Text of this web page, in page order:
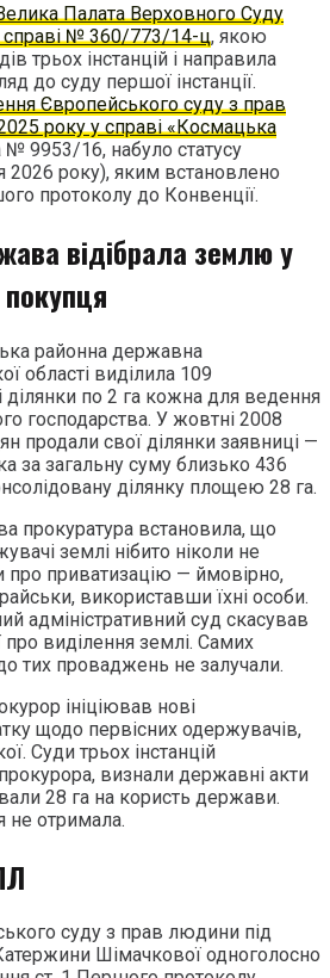
Палата Верховного Суду
справі № 360/773/14-ц, якою
трьох інстанцій і направила
до суду першої інстанції.
Європейського суду з прав
року у справі «Космацька
№ 9953/16, набуло статусу
2026 року), яким встановлено
протоколу до Конвенції.
відібрала землю у
районна державна
області виділила 109
по 2 га кожна для ведення
господарства. У жовтні 2008
продали свої ділянки заявниці —
за загальну суму близько 436
ділянку площею 28 га.
прокуратура встановила, що
землі нібито ніколи не
про приватизацію — ймовірно,
використавши їхні особи.
адміністративний суд скасував
про виділення землі. Самих
тих проваджень не залучали.
ініціював нові
щодо первісних одержувачів,
Суди трьох інстанцій
визнали державні акти
28 га на користь держави.
не отримала.
суду з прав людини під
Шімачкової одноголосно